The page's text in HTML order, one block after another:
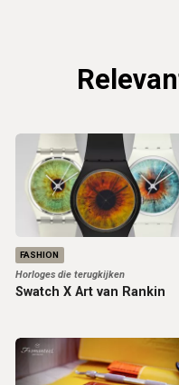
FASHION
Horloges die terugkijken
Swatch X Art van Rankin